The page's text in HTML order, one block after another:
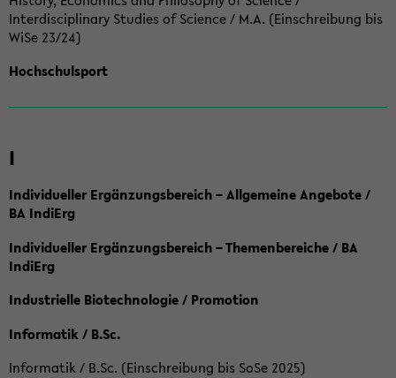
Interdisciplinary Studies of Science / M.A. (Einschreibung bis
WiSe 23/24)
Hochschulsport
I
Individueller Ergänzungsbereich – Allgemeine Angebote /
BA IndiErg
Individueller Ergänzungsbereich – Themenbereiche / BA
IndiErg
Industrielle Biotechnologie / Promotion
Informatik / B.Sc.
Informatik / B.Sc. (Einschreibung bis SoSe 2025)